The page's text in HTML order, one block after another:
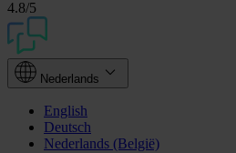
4.8/5
Nederlands
English
Deutsch
Nederlands (België)